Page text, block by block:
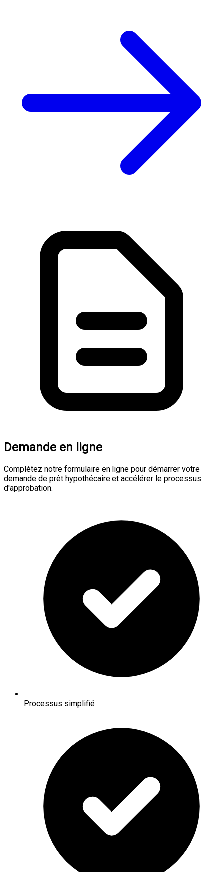
Demande en ligne
Complétez notre formulaire en ligne pour démarrer votre
demande de prêt hypothécaire et accélérer le processus
d'approbation.
Processus simplifié